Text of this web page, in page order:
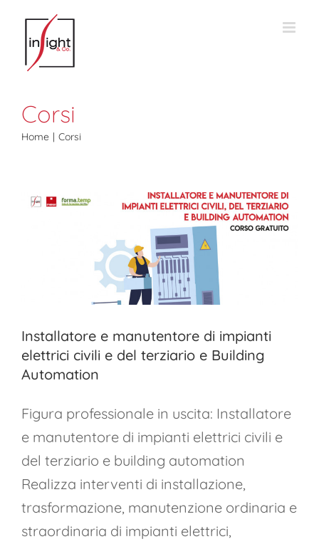
contenuto
Corsi
Home Corsi
Installatore e manutentore di impianti
elettrici civili e del terziario e Building
Automation
Figura professionale in uscita: Installatore
e manutentore di impianti elettrici civili e
del terziario e building automation
Realizza interventi di installazione,
trasformazione, manutenzione ordinaria e
straordinaria di impianti elettrici,